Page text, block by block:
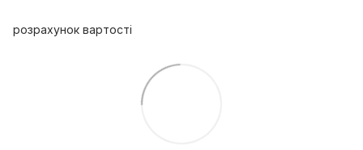
розрахунок вартості